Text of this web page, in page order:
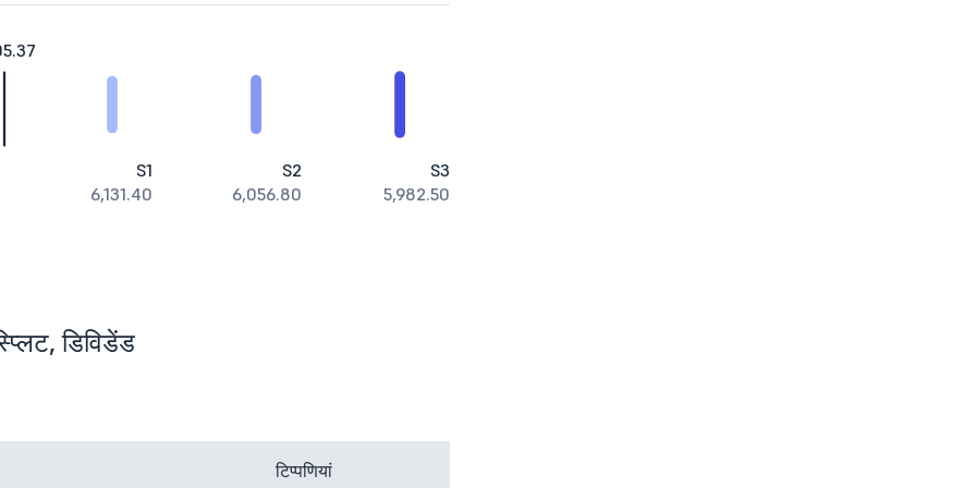
S1
6,131.40
S2
6,056.80
S3
5,982.50
डिविडेंड
टिप्पणियां